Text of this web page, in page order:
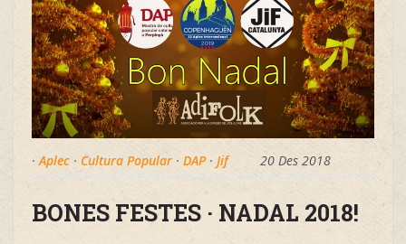
·Aplec · Cultura Popular · DAP· Jif 20 Des 2018
BONES FESTES · NADAL 2018!